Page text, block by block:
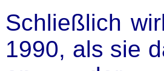
Schließlich
1990, als sie